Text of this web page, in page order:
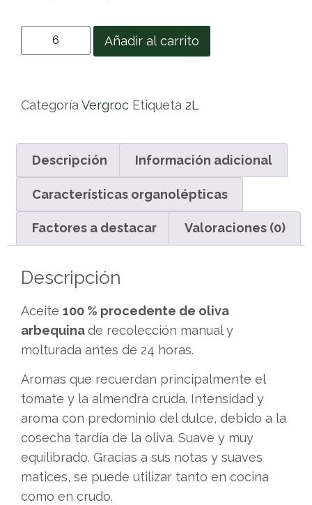
Añadir al carrito
Categoría Vergroc Etiqueta 2L
Descripción Información adicional
Características organolépticas
Factores a destacar Valoraciones (0)
Descripción
Aceite 100 % procedente de oliva
arbequinade recolección manual y
molturada antes de 24 horas.
Aromas que recuerdan principalmente el
tomate y la almendra cruda. Intensidad y
aroma con predominio del dulce, debido a la
cosecha tardía de la oliva. Suave y muy
equilibrado. Gracias a sus notas y suaves
matices, se puede utilizar tanto en cocina
como en crudo.